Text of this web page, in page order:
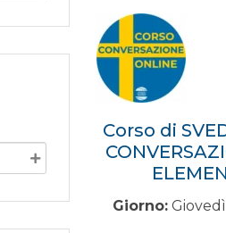
Corso di
Giorno:Giovedì